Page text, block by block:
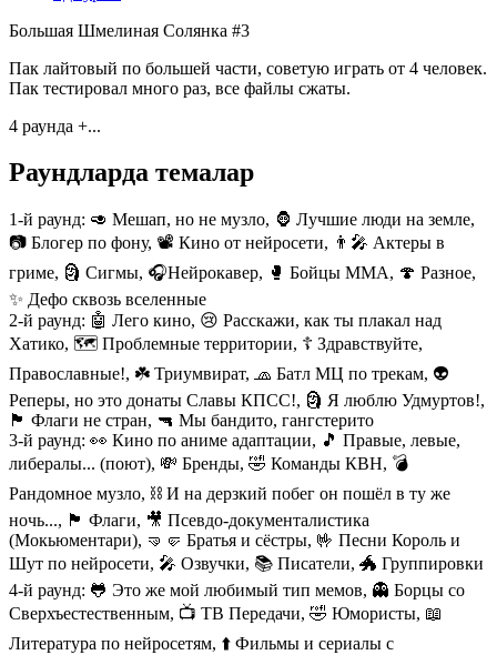
Большая Шмелиная Солянка #3
Пак лайтовый по большей части, советую играть от 4 человек.
Пак тестировал много раз, все файлы сжаты.
4 раунда +...
Раундларда темалар
1-й раунд: 🥑 Мешап, но не музло, 🦍 Лучшие люди на земле,
📷 Блогер по фону, 📽 Кино от нейросети, 👨‍🎤 Актеры в
гриме, 🗿 Сигмы, 🎧Нейрокавер, 🥊 Бойцы ММА, 🍄 Разное,
✨ Дефо сквозь вселенные
2-й раунд: 🤖 Лего кино, 😢 Расскажи, как ты плакал над
Хатико, 🗺 Проблемные территории, ☦️ Здравствуйте,
Православные!, ☘️ Триумвират, 🧢 Батл МЦ по трекам, 👽
Реперы, но это донаты Славы КПСС!, 🗿 Я люблю Удмуртов!,
🏴󠁧󠁢󠁳󠁣󠁴󠁿 Флаги не стран, 🔫 Мы бандито, гангстерито
3-й раунд: 👀 Кино по аниме адаптации, 🎵 Правые, левые,
либералы... (поют), 💸 Бренды, 🤣 Команды КВН, 💣
Рандомное музло, ⛓ И на дерзкий побег он пошёл в ту же
ночь..., 🏴 Флаги, 🎥 Псевдо-документалистика
(Мокьюментари), 🤜🤛 Братья и сёстры, 🤟 Песни Король и
Шут по нейросети, 🎤 Озвучки, 📚 Писатели, 🐲 Группировки
4-й раунд: 🐸 Это же мой любимый тип мемов, 👻 Борцы со
Сверхъестественным, 📺 ТВ Передачи, 🤣 Юмористы, 📖
Литература по нейросетям, ⬆️ Фильмы и сериалы с